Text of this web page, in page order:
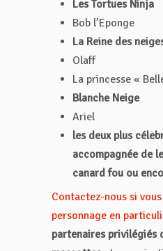
Les Tortues Ninja
Bob l’Eponge
La Reine des
Olaff
La princesse «
Blanche Neige
Ariel
les deux plus
accompagnée de
canard fou ou
Contactez-nous si
personnage en
partenaires privilégiés